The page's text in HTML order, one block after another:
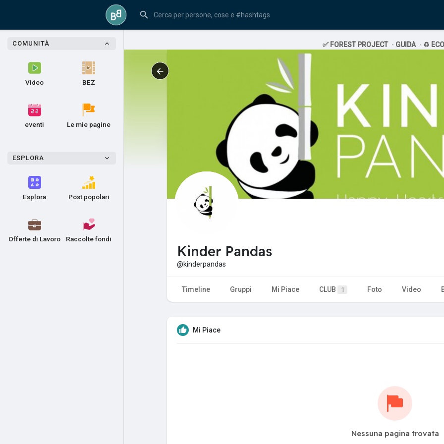
COMUNITÀ
Video BEZ
eventi Le mie pagine
ESPLORA
Esplora Post popolari
Offerte di Lavoro Raccolte fondi
✅ FOREST PROJECT - GUIDA - ♻️
Kinder Pandas
@kinderpandas
Timeline Gruppi Mi Piace CLUB 1 Foto Video
Mi Piace
Nessuna pagina trovata